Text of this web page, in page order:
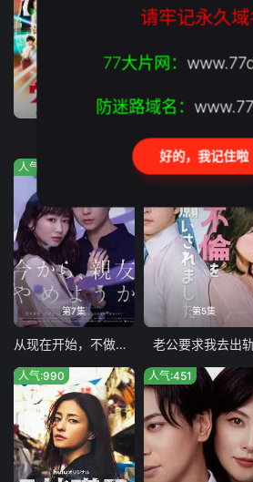
第6集
度假法则
第7集
人气:744
从现在开始，不做朋友了吧
第5集
人气:310
老公要求我去出轨
人气:990 人气:451
请牢记永久域
77大片网：
防迷路域名：
好的，我记住啦